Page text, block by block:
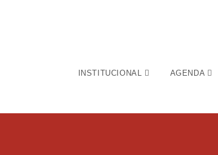
INSTITUCIONAL AGENDA